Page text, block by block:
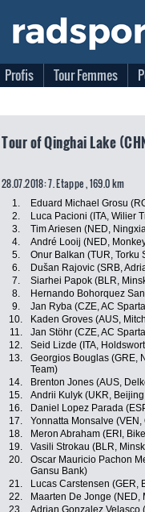
Profis Tour Femmes
Tour of Qinghai Lake
28.07.2018: 7. Etappe , 169.0 km
1. Eduard Michael Grosu
2.
Luca Pacioni (ITA, Wilier
3.
Tim Ariesen (NED,
4.
André Looij (NED,
5.
Onur Balkan (TUR, Torku
6.
Dušan Rajovic (SRB,
7.
Siarhei Papok (BLR,
8.
Hernando Bohorquez
9.
Jan Ryba (CZE, AC
10.
Kaden Groves (AUS,
11.
Jan Stöhr (CZE, AC
12.
Seid Lizde (ITA,
13.
Georgios Bouglas (GRE,
Team)
14. Brenton Jones (AUS,
15.
Andrii Kulyk (UKR,
16.
Daniel Lopez Parada
17.
Yonnatta Monsalve
18.
Meron Abraham (ERI,
19.
Vasili Strokau (BLR,
20.
Oscar Mauricio Pachon
Gansu Bank)
21. Lucas Carstensen (GER,
22.
Maarten De Jonge (NED,
23.
Adrian Gonzalez Velasco
Facebook
Twitter
Newsletter: